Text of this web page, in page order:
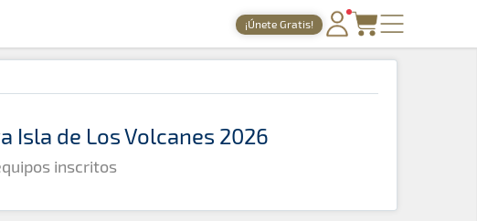
¡Únete Gratis!
PORTADA
TIEMPOS ONLINE
GALERÍAS
Isla de Los Volcanes 2026
inscritos